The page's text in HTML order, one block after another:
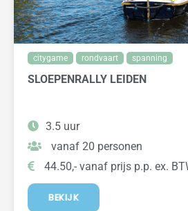
citygame rondvaart spanning
SLOEPENRALLY LEIDEN
3.5 uur
vanaf 20 personen
44.50,- vanaf prijs p.p. ex.
BEKIJK